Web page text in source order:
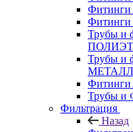
Трубы
Трубы и
Трубы
Фильтрация
Назад